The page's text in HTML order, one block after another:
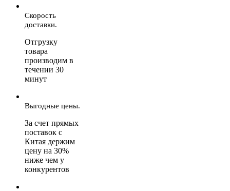
Скорость
доставки.
Отгрузку
товара
производим в
течении 30
минут
Выгодные цены.
За счет прямых
поставок с
Китая держим
цену на 30%
ниже чем у
конкурентов